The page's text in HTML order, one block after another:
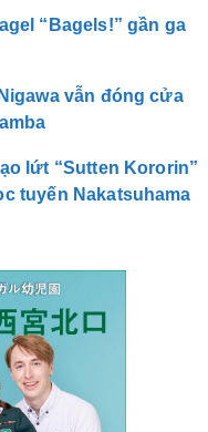
“Bagels!” gần ga
vẫn đóng cửa
lứt “Sutten Kororin”
tuyến Nakatsuhama